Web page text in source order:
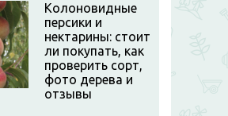
Колоновидные
персики и
нектарины: стоит
ли покупать, как
проверить сорт,
фото дерева и
отзывы